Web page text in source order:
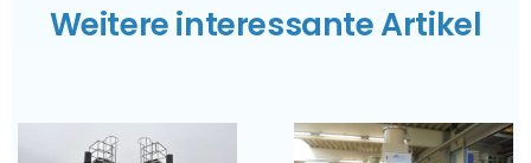
Weitere interessante Artikel